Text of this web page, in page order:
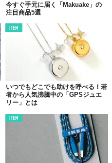
今すぐ手元に届く「Makuake」の
注目商品5選
ITEM
いつでもどこでも助けを呼べる！若
者から人気沸騰中の「GPSジュエ
リー」とは
ITEM